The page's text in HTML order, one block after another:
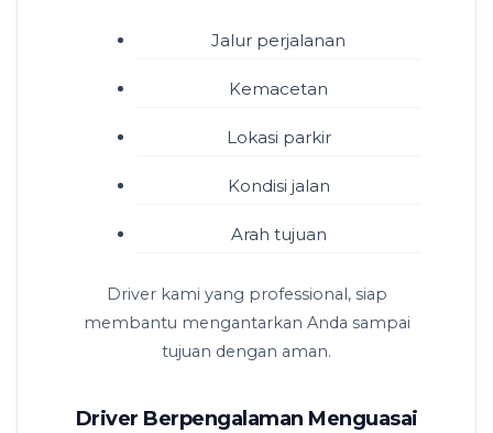
Jalur perjalanan
Kemacetan
Lokasi parkir
Kondisi jalan
Arah tujuan
Driver kami yang professional, siap
membantu mengantarkan Anda sampai
tujuan dengan aman.
Driver Berpengalaman Menguasai